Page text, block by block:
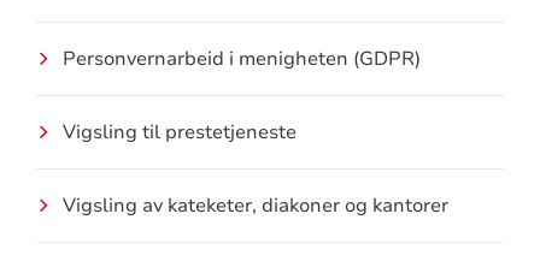
Personvernarbeid i menigheten (GDPR)
Vigsling til prestetjeneste
Vigsling av kateketer, diakoner og kantorer